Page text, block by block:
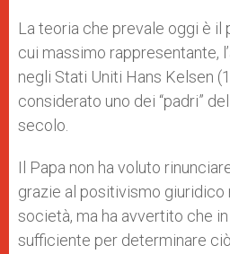
La teoria che prevale oggi è il
cui massimo rappresentante,
negli Stati Uniti Hans Kelsen
considerato uno dei “padri”
secolo.
Il Papa non ha voluto
grazie al positivismo giuridico
società, ma ha avvertito che
sufficiente per determinare